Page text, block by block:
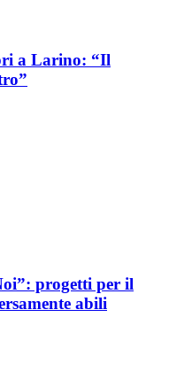
a Larino: “Il
progetti per il
abili